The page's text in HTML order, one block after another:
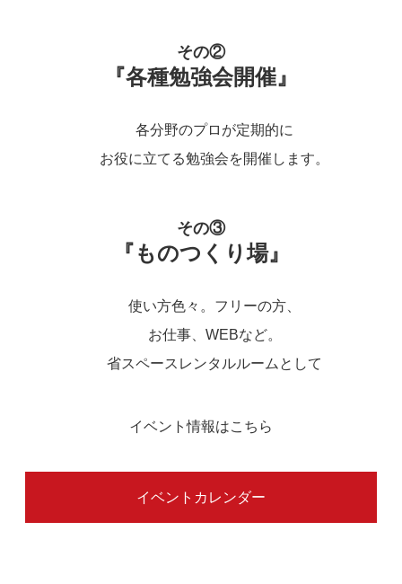
その②
『各種勉強会開催』
各分野のプロが定期的に
お役に立てる勉強会を開催します。
その③
『ものつくり場』
使い方色々。フリーの方、
お仕事、WEBなど。
省スペースレンタルルームとして
イベント情報はこちら
イベントカレンダー